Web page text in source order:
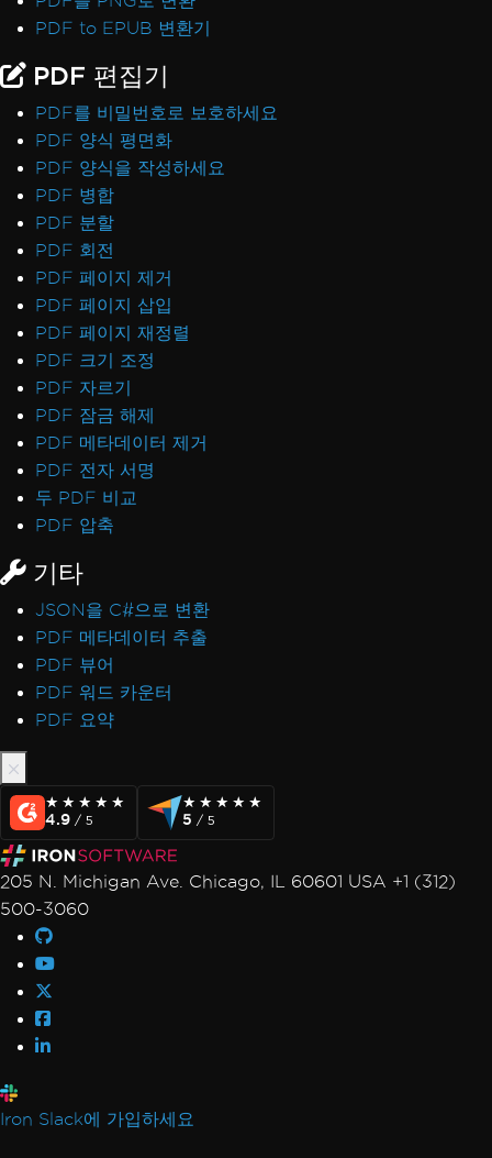
PDF to EPUB 변환기
PDF 편집기
PDF를 비밀번호로 보호하세요
PDF 양식 평면화
PDF 양식을 작성하세요
PDF 병합
PDF 분할
PDF 회전
PDF 페이지 제거
PDF 페이지 삽입
PDF 페이지 재정렬
PDF 크기 조정
PDF 자르기
PDF 잠금 해제
PDF 메타데이터 제거
PDF 전자 서명
두 PDF 비교
PDF 압축
기타
JSON을 C#으로 변환
PDF 메타데이터 추출
PDF 뷰어
PDF 워드 카운터
PDF 요약
★★★★★
★★★★★
4.9 / 5
★★★★★
★★★★★
5 / 5
205 N. Michigan Ave. Chicago, IL 60601 USA +1 (312)
500-3060
Iron Slack에 가입하세요